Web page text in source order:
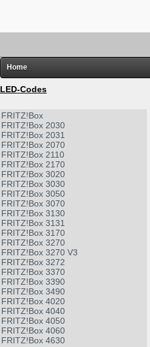
Home
FRITZ!
Hardware
Software
Links
Diverses
LED-Codes
FRITZ!Box
FRITZ!Box 2030
FRITZ!Box 2031
FRITZ!Box 2070
FRITZ!Box 2110
FRITZ!Box 2170
FRITZ!Box 3020
FRITZ!Box 3030
FRITZ!Box 3050
FRITZ!Box 3070
FRITZ!Box 3130
FRITZ!Box 3131
FRITZ!Box 3170
FRITZ!Box 3270
FRITZ!Box 3270 V3
FRITZ!Box 3272
FRITZ!Box 3370
FRITZ!Box 3390
FRITZ!Box 3490
FRITZ!Box 4020
FRITZ!Box 4040
FRITZ!Box 4050
FRITZ!Box 4060
FRITZ!Box 4630